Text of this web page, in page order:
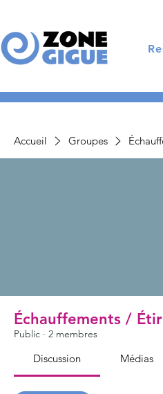
Accueil Groupes
Échauffements /
Public · 2 membres
Discussion Médias